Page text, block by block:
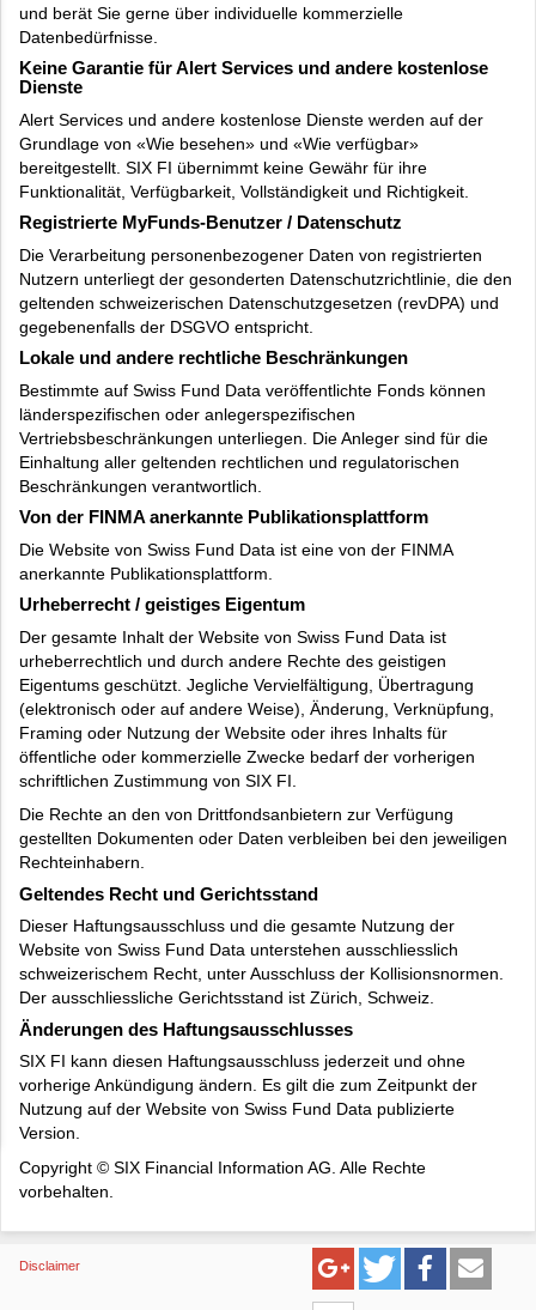
und berät Sie gerne über individuelle kommerzielle
Datenbedürfnisse.
Keine Garantie für Alert Services und andere kostenlose
Dienste
Alert Services und andere kostenlose Dienste werden auf der
Grundlage von «Wie besehen» und «Wie verfügbar»
bereitgestellt. SIX FI übernimmt keine Gewähr für ihre
Funktionalität, Verfügbarkeit, Vollständigkeit und Richtigkeit.
Registrierte MyFunds-Benutzer / Datenschutz
Die Verarbeitung personenbezogener Daten von registrierten
Nutzern unterliegt der gesonderten Datenschutzrichtlinie, die den
geltenden schweizerischen Datenschutzgesetzen (revDPA) und
gegebenenfalls der DSGVO entspricht.
Lokale und andere rechtliche Beschränkungen
Bestimmte auf Swiss Fund Data veröffentlichte Fonds können
länderspezifischen oder anlegerspezifischen
Vertriebsbeschränkungen unterliegen. Die Anleger sind für die
Einhaltung aller geltenden rechtlichen und regulatorischen
Beschränkungen verantwortlich.
Von der FINMA anerkannte Publikationsplattform
Die Website von Swiss Fund Data ist eine von der FINMA
anerkannte Publikationsplattform.
Urheberrecht / geistiges Eigentum
Der gesamte Inhalt der Website von Swiss Fund Data ist
urheberrechtlich und durch andere Rechte des geistigen
Eigentums geschützt. Jegliche Vervielfältigung, Übertragung
(elektronisch oder auf andere Weise), Änderung, Verknüpfung,
Framing oder Nutzung der Website oder ihres Inhalts für
öffentliche oder kommerzielle Zwecke bedarf der vorherigen
schriftlichen Zustimmung von SIX FI.
Die Rechte an den von Drittfondsanbietern zur Verfügung
gestellten Dokumenten oder Daten verbleiben bei den jeweiligen
Rechteinhabern.
Geltendes Recht und Gerichtsstand
Dieser Haftungsausschluss und die gesamte Nutzung der
Website von Swiss Fund Data unterstehen ausschliesslich
schweizerischem Recht, unter Ausschluss der Kollisionsnormen.
Der ausschliessliche Gerichtsstand ist Zürich, Schweiz.
Änderungen des Haftungsausschlusses
SIX FI kann diesen Haftungsausschluss jederzeit und ohne
vorherige Ankündigung ändern. Es gilt die zum Zeitpunkt der
Nutzung auf der Website von Swiss Fund Data publizierte
Version.
Copyright © SIX Financial Information AG. Alle Rechte
vorbehalten.
Disclaimer